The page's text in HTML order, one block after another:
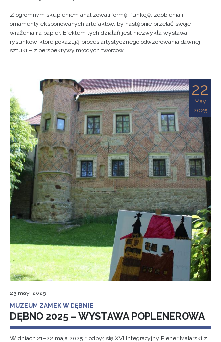
Z ogromnym skupieniem analizowali formę, funkcję, zdobienia i
ornamenty eksponowanych artefaktów, by następnie przelać swoje
wrażenia na papier. Efektem tych działań jest niezwykła wystawa
rysunków, które pokazują proces artystycznego odwzorowania dawnej
sztuki – z perspektywy młodych twórców.
22
May
2025
23 may, 2025
MUZEUM ZAMEK W DĘBNIE
DĘBNO 2025 – WYSTAWA POPLENEROWA
W dniach 21–22 maja 2025 r. odbył się XVI Integracyjny Plener Malarski z